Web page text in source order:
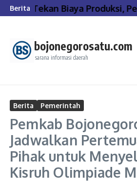
Lewati ke konten
BeritaTekan Biaya Produksi,
bojonegorosatu.com
sarana informasi daerah
Berita Pemerintah
Pemkab
Jadwalkan
Pihak untuk
Kisruh Olimpiade